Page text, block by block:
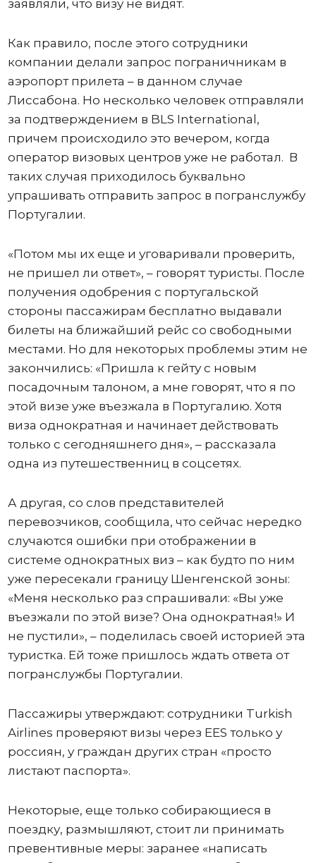
заявляли, что визу не видят.
Как правило, после этого сотрудники
компании делали запрос пограничникам в
аэропорт прилета – в данном случае
Лиссабона. Но несколько человек отправляли
за подтверждением в BLS International,
причем происходило это вечером, когда
оператор визовых центров уже не работал. В
таких случая приходилось буквально
упрашивать отправить запрос в погранслужбу
Португалии.
«Потом мы их еще и уговаривали проверить,
не пришел ли ответ», – говорят туристы. После
получения одобрения с португальской
стороны пассажирам бесплатно выдавали
билеты на ближайший рейс со свободными
местами. Но для некоторых проблемы этим не
закончились: «Пришла к гейту с новым
посадочным талоном, а мне говорят, что я по
этой визе уже въезжала в Португалию. Хотя
виза однократная и начинает действовать
только с сегодняшнего дня», – рассказала
одна из путешественниц в соцсетях.
А другая, со слов представителей
перевозчиков, сообщила, что сейчас нередко
случаются ошибки при отображении в
системе однократных виз – как будто по ним
уже пересекали границу Шенгенской зоны:
«Меня несколько раз спрашивали: «Вы уже
въезжали по этой визе? Она однократная!» И
не пустили», – поделилась своей историей эта
туристка. Ей тоже пришлось ждать ответа от
погранслужбы Португалии.
Пассажиры утверждают: сотрудники Turkish
Airlines проверяют визы через EES только у
россиян, у граждан других стран «просто
листают паспорта».
Некоторые, еще только собирающиеся в
поездку, размышляют, стоит ли принимать
превентивные меры: заранее «написать